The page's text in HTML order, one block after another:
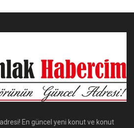
En güncel yeni konut ve konut